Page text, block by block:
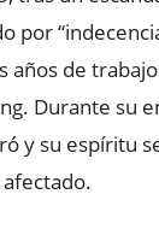
por
años de
Durante su
y su espíritu